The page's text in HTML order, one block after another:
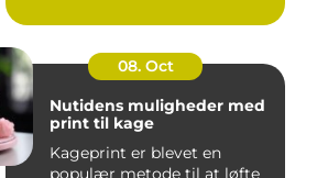
08. Oct
Nutidens muligheder med
print til kage
Kageprint er blevet en
populær metode til at løfte